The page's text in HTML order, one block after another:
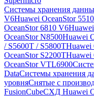
Системы хранения
V6Huawei OceanStor
OceanStor 6810 V6
OceanStor N8500Huawei
/ S5600T / S5800THuawei
OceanStor S2200THuawei
OceanStor VTL6900
DataСистемы хранения
уровняСнятые с
FusionCubeСХД Huawei